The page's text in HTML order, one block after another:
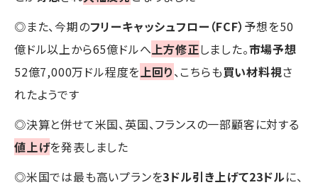
◎また、今期のフリーキャッシュフロー（FCF） 予想を50
億ドル以上から65億ドルへ 上方修正しました。市場予想
52億7,000万ドル程度を 上回り、こちらも買い材料視さ
れたようです
◎決算と併せて米国、英国、フランスの一部顧客に対する
値上げを発表しました
◎米国では最も高いプランを3ドル引き上げて23ドルに、